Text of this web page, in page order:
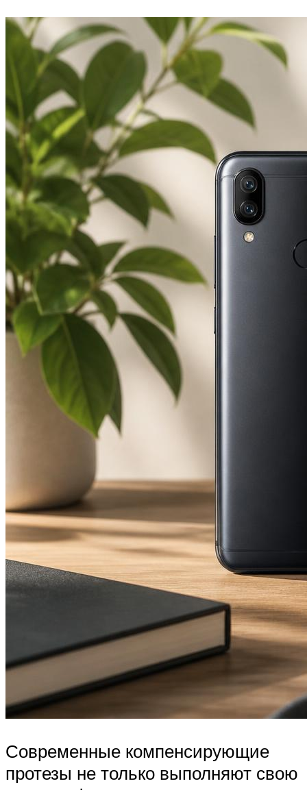
Современные компенсирующие
протезы не только выполняют свою